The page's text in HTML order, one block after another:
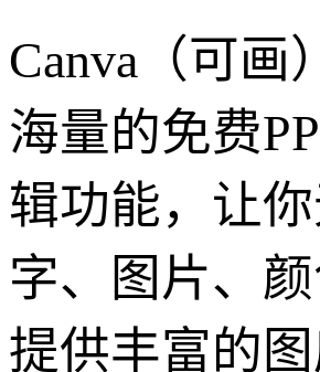
Canva（可画
海量的免费
辑功能，让
字、图片、
提供丰富的